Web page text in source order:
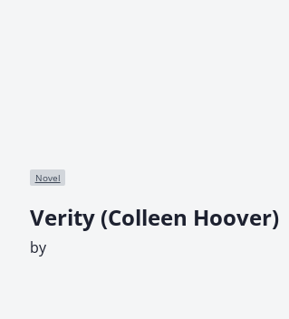
Novel
Verity (Colleen Hoover)
by